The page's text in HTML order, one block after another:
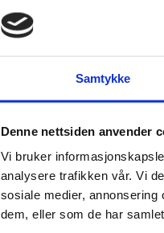
Samtykke
Denne nettsiden anvender
Vi bruker
analysere trafikken vår. Vi
sosiale medier,
dem, eller som de har